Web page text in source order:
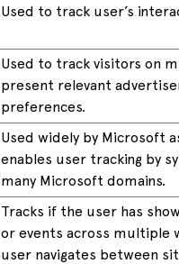
Used to track user’s
Used to track visitors on
present relevant
preferences.
Used widely by Microsoft
enables user tracking by
many Microsoft domains.
Tracks if the user has
or events across multiple
user navigates between